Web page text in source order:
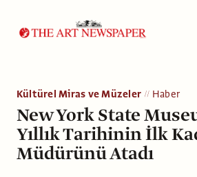
Kültürel Miras ve Müzeler Haber
New York State
Yıllık Tarihinin İlk
Müdürünü Atadı